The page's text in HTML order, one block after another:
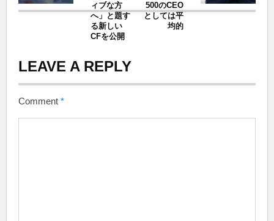
ィブな方
へ」と題す
る新しい
CFを公開
500のCEO
としては平
均的
LEAVE A REPLY
Comment *